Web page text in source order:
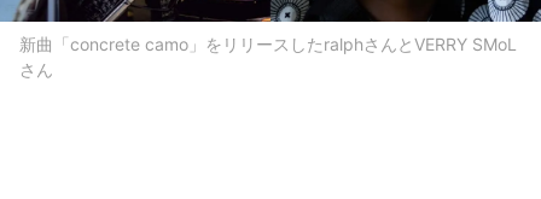
新曲「concrete camo」をリリースしたralphさんとVERRY SMoL
さん